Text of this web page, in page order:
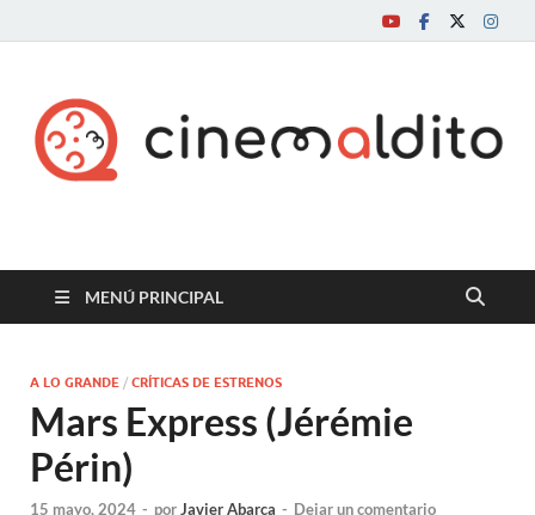
Cine maldito
MENÚ PRINCIPAL
A LO GRANDE / CRÍTICAS DE ESTRENOS
Mars Express (Jérémie
Périn)
15 mayo, 2024 - porJavier Abarca - Dejar un comentario